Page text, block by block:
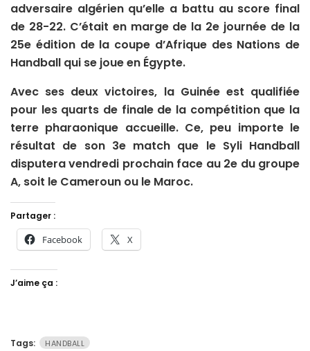
adversaire algérien qu’elle a battu au score final
de 28-22. C’était en marge de la 2e journée de la
25e édition de la coupe d’Afrique des Nations de
Handball qui se joue en Égypte.
Avec ses deux victoires, la Guinée est qualifiée
pour les quarts de finale de la compétition que la
terre pharaonique accueille. Ce, peu importe le
résultat de son 3e match que le Syli Handball
disputera vendredi prochain face au 2e du groupe
A, soit le Cameroun ou le Maroc.
Partager :
Facebook X
J’aime ça :
Tags: HANDBALL